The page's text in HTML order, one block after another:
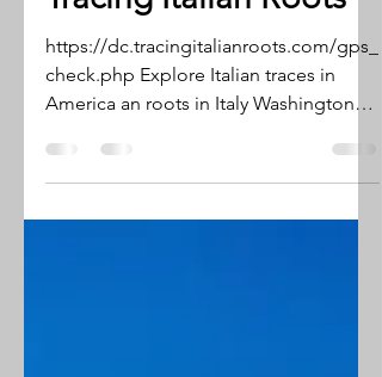
Tracing Italian Roots
https://dc.tracingitalianroots.com/gps_
America an roots in Italy Washington
DC Version